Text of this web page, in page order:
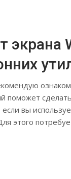
экрана
поможет
вы
этого